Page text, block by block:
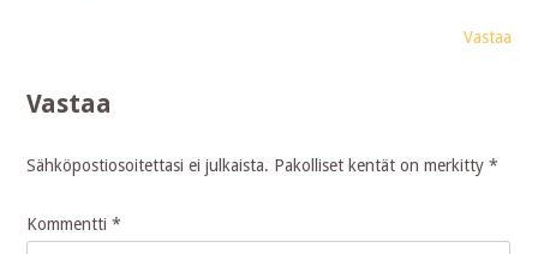
Vastaa
Vastaa
Sähköpostiosoitettasi ei julkaista. Pakolliset kentät on merkitty*
Kommentti*